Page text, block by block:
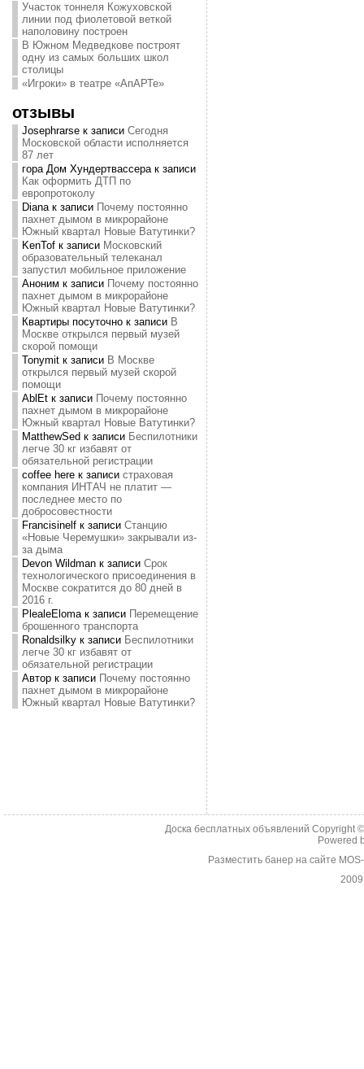
Участок тоннеля Кожуховской
линии под фиолетовой веткой
наполовину построен
В Южном Медведкове построят
одну из самых больших школ
столицы
«Игроки» в театре «АпАРТе»
отзывы
Josephrarseк записи Сегодня
Московской области исполняется
87 лет
гора Дом Хундертвассерак записи
Как оформить ДТП по
европротоколу
Dianaк записи Почему постоянно
пахнет дымом в микрорайоне
Южный квартал Новые Ватутинки?
KenTofк записи Московский
образовательный телеканал
запустил мобильное приложение
Аноним к записи Почему постоянно
пахнет дымом в микрорайоне
Южный квартал Новые Ватутинки?
Квартиры посуточнок записи В
Москве открылся первый музей
скорой помощи
Tonymitк записи В Москве
открылся первый музей скорой
помощи
AblEtк записи Почему постоянно
пахнет дымом в микрорайоне
Южный квартал Новые Ватутинки?
MatthewSed к записи Беспилотники
легче 30 кг избавят от
обязательной регистрации
coffee hereк записи страховая
компания ИНТАЧ не платит —
последнее место по
добросовестности
Francisinelfк записи Станцию
«Новые Черемушки» закрывали из-
за дыма
Devon Wildmanк записи Срок
технологического присоединения в
Москве сократится до 80 дней в
2016 г.
PlealeElomaк записи Перемещение
брошенного транспорта
Ronaldsilkyк записи Беспилотники
легче 30 кг избавят от
обязательной регистрации
Авторк записи Почему постоянно
пахнет дымом в микрорайоне
Южный квартал Новые Ватутинки?
Доска бесплатных объявлений Copyright
Powered
Разместить банер на сайте